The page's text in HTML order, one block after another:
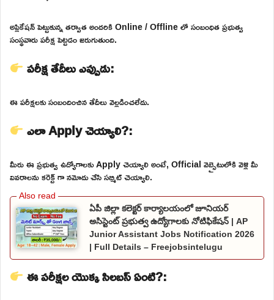
అప్లికేషన్ పెట్టుకున్న తర్వాత అందరికి Online / Offline లో సంబంధిత ప్రభుత్వ
సంస్థవారు పరీక్ష పెట్టడం జరుగుతుంది.
పరీక్ష తేదీలు ఎప్పుడు:
ఈ పరీక్షలకు సంబందించిన తేదీలు వెల్లడించలేదు.
ఎలా Apply చెయ్యాలి?:
మీరు ఈ ప్రభుత్వ ఉద్యోగాలకు Apply చెయ్యాలి అంటే, Official వెబ్సైటులోకి వెళ్లి మీ
వివరాలను కరెక్ట్ గా నమోదు చేసి సబ్మిట్ చెయ్యాలి.
ఏపీ జిల్లా కలెక్టర్ కార్యాలయంలో జూనియర్
అసిస్టెంట్ ప్రభుత్వ ఉద్యోగాలకు నోటిఫికేషన్ | AP
Junior Assistant Jobs Notification 2026
| Full Details – Freejobsintelugu
ఈ పరీక్షల యొక్క సిలబస్ ఏంటి?: